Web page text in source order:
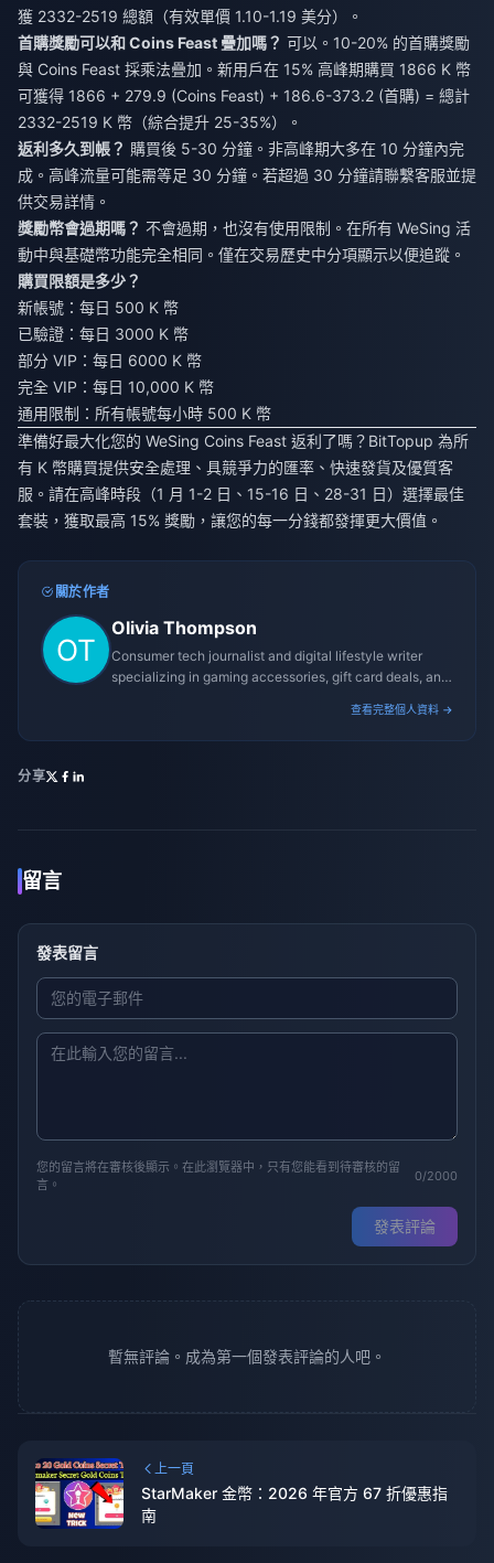
獲 2332-2519 總額（有效單價 1.10-1.19 美分）。
首購獎勵可以和 Coins Feast 疊加嗎？ 可以。10-20% 的首購獎勵
與 Coins Feast 採乘法疊加。新用戶在 15% 高峰期購買 1866 K 幣
可獲得 1866 + 279.9 (Coins Feast) + 186.6-373.2 (首購) = 總計
2332-2519 K 幣（綜合提升 25-35%）。
返利多久到帳？ 購買後 5-30 分鐘。非高峰期大多在 10 分鐘內完
成。高峰流量可能需等足 30 分鐘。若超過 30 分鐘請聯繫客服並提
供交易詳情。
獎勵幣會過期嗎？ 不會過期，也沒有使用限制。在所有 WeSing 活
動中與基礎幣功能完全相同。僅在交易歷史中分項顯示以便追蹤。
購買限額是多少？
新帳號：每日 500 K 幣
已驗證：每日 3000 K 幣
部分 VIP：每日 6000 K 幣
完全 VIP：每日 10,000 K 幣
通用限制：所有帳號每小時 500 K 幣
準備好最大化您的 WeSing Coins Feast 返利了嗎？BitTopup 為所
有 K 幣購買提供安全處理、具競爭力的匯率、快速發貨及優質客
服。請在高峰時段（1 月 1-2 日、15-16 日、28-31 日）選擇最佳
套裝，獲取最高 15% 獎勵，讓您的每一分錢都發揮更大價值。
關於作者
Olivia Thompson
Consumer tech journalist and digital lifestyle writer
specializing in gaming accessories, gift card deals, and
查看完整個人資料 →
分享
留言
發表留言
您的留言將在審核後顯示。在此瀏覽器中，只有您能看到待審核的留
言。
0/2000
發表評論
暫無評論。成為第一個發表評論的人吧。
上一頁
StarMaker 金幣：2026 年官方 67 折優惠指
南